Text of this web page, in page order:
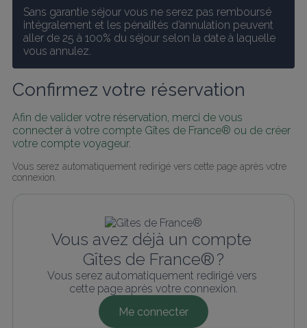
Sans garantie séjour vous ne serez pas remboursé
intégralement et les pénalités d’annulation peuvent
aller de 25 à 100% du séjour selon la date à laquelle
vous annulez.
Confirmez votre réservation
Afin de valider votre réservation, merci de vous
connecter à votre compte Gîtes de France® ou de créer
votre compte voyageur.
Vous serez automatiquement redirigé vers cette page après votre
connexion.
Vous avez déjà un compte
Gîtes de France® ?
Vous serez automatiquement redirigé vers
cette page après votre connexion.
Me connecter